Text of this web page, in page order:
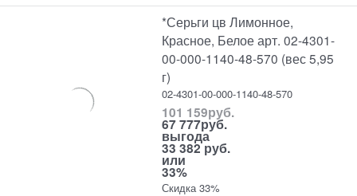
*Серьги цв Лимонное,
Красное, Белое арт. 02-4301-
00-000-1140-48-570 (вес 5,95
г)
02-4301-00-000-1140-48-570
101 159руб.
67 777руб.
выгода
33 382 руб.
или
33%
Скидка 33%